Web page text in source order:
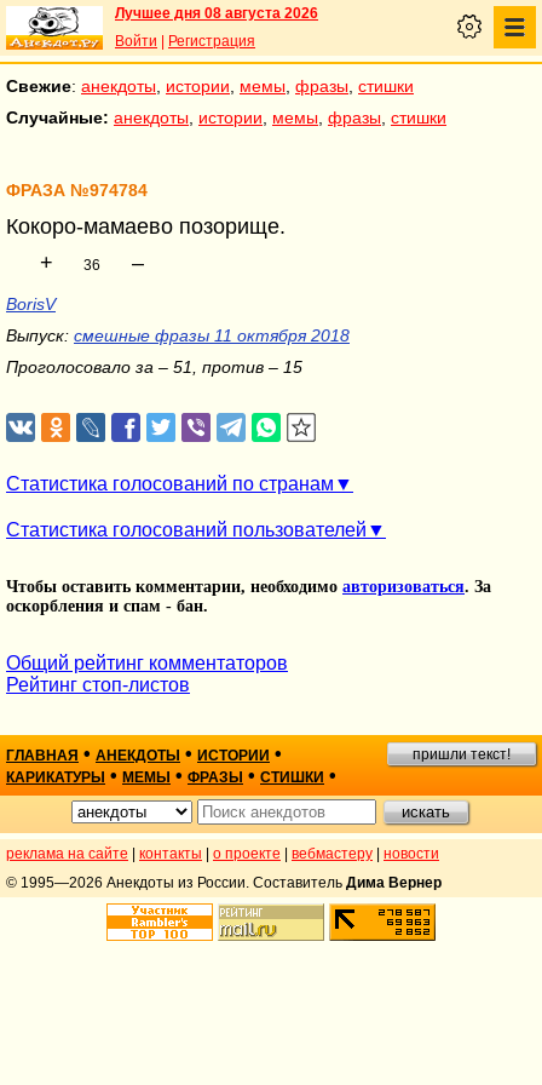
Лучшее дня 08 августа 2026
Войти
Регистрация
Свежие: анекдоты истории мемы фразы стишки
Случайные: анекдоты истории мемы фразы стишки
ФРАЗА №974784
Кокоро-мамаево позорище.
+
36 –
BorisV
Выпуск: смешные фразы 11 октября 2018
Проголосовало за – 51, против – 15
Статистика голосований по странам
Статистика голосований пользователей
Чтобы оставить комментарии, необходимо авторизоваться. За
оскорбления и спам - бан.
Общий рейтинг комментаторов
Рейтинг стоп-листов
ГЛАВНАЯ • АНЕКДОТЫ • ИСТОРИИ •
КАРИКАТУРЫ • МЕМЫ • ФРАЗЫ • СТИШКИ •
пришли текст!
реклама на сайте контакты о проекте вебмастеру
новости
© 1995—2026 Анекдоты из России. Составитель Дима Вернер